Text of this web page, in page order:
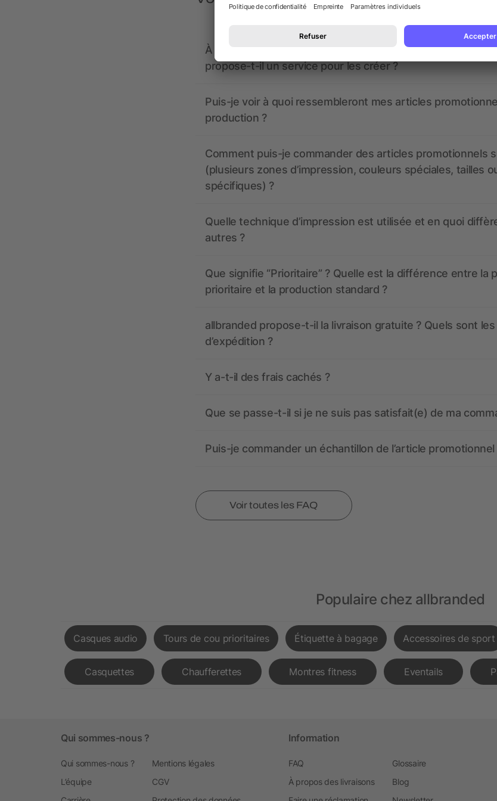
À quoi doivent ressembler les données d’impression ?
propose-t-il un service pour les créer ?
Puis-je voir à quoi ressembleront mes articles
production ?
Comment puis-je commander des articles promotionnels
(plusieurs zones d’impression, couleurs spéciales, tailles
spécifiques) ?
Quelle technique d’impression est utilisée et en quoi
autres ?
Que signifie “Prioritaire” ? Quelle est la différence entre la
prioritaire et la production standard ?
allbranded propose-t-il la livraison gratuite ? Quels sont
d’expédition ?
Y a-t-il des frais cachés ?
Que se passe-t-il si je ne suis pas satisfait(e) de ma
Puis-je commander un échantillon de l’article promotionnel
Voir toutes les FAQ
Populaire chez allbranded
Casques audio Tours de cou prioritaires Étiquette à bagage Accessoires de sport
Casquettes Chaufferettes Montres fitness Eventails
Qui sommes-nous ?
Qui sommes-nous ?
L’équipe
Mentions légales
CGV
Information
FAQ
À propos des livraisons
Glossaire
Blog